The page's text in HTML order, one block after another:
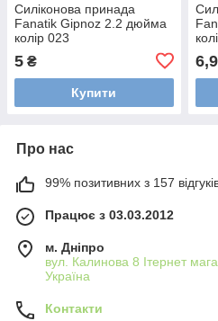
Силіконова принада
Fanatik Gipnoz 2.2 дюйма
колір 023
5 ₴
Купити
Про нас
99% позитивних з 157
Працює з 03.03.2012
м. Дніпро
вул. Калинова 8 Ітернет
Україна
Контакти